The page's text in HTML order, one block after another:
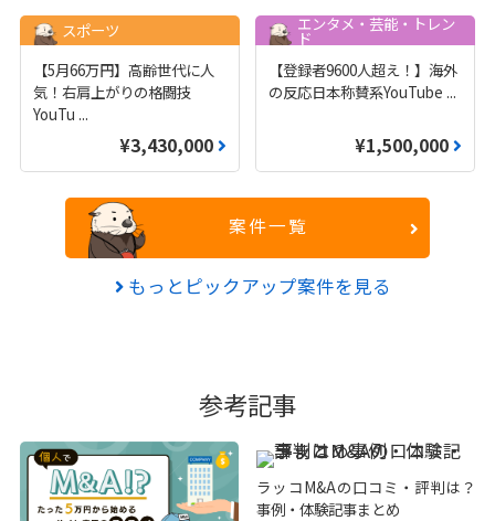
スポーツ
【5月66万円】高齢世代に人
気！右肩上がりの格闘技
YouTu ...
¥3,430,000
エンタメ・芸能・トレン
ド
【登録者9600人超え！】海外
の反応日本称賛系YouTube ...
¥1,500,000
案件一覧
もっとピックアップ案件を見る
参考記事
ラッコM&Aの口コミ・評判は？
事例・体験記事まとめ